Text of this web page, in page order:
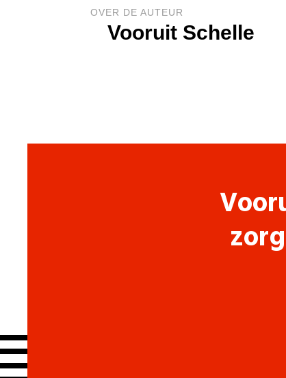
OVER DE AUTEUR
Vooruit Schelle